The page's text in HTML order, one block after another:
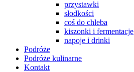
przystawki
słodkości
coś do chleba
kiszonki i fermentacje
napoje i drinki
Podróże
Podróże kulinarne
Kontakt